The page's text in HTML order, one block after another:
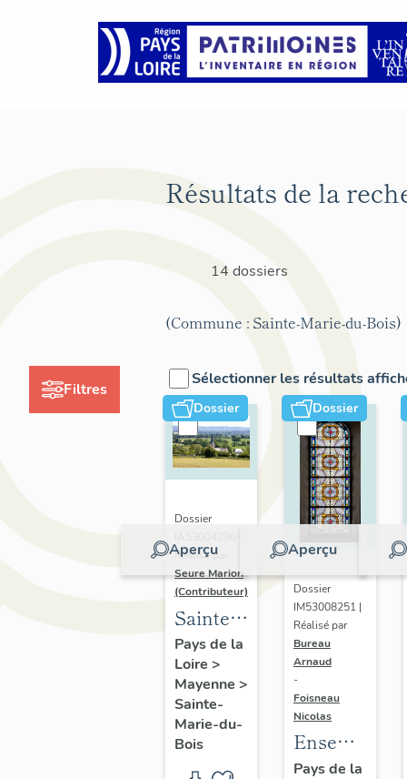
Filtres
Résultats de la
14 dossiers
(Commune : Sainte-Marie-du-Bois)
Sélectionner les résultats
Dossier
Aperçu
Dossier
Réalisé par
Seure Marion
(Contributeur)
Sainte-
Marie-
du-Bois,
présentation
de la
commune
Pays de la
Loire >
Mayenne >
Sainte-
Marie-du-
Bois
Dossier
Aperçu
Dossier
IM53008251 |
Réalisé par
Bureau
Arnaud
-
Foisneau
Nicolas
Ensemble
de 6
Pays de la